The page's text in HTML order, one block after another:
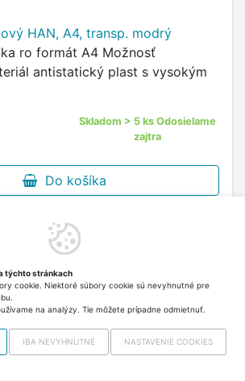
HAN, A4, transp. modrý
ro formát A4 Možnosť
antistatický plast s vysokým
Skladom > 5 ks Odosielame
zajtra
Do košíka
týchto stránkach
cookie. Niektoré súbory cookie sú nevyhnutné pre
na analýzy. Tie môžete prípadne odmietnuť.
IBA NEVYHNUTNÉ NASTAVENIE COOKIES